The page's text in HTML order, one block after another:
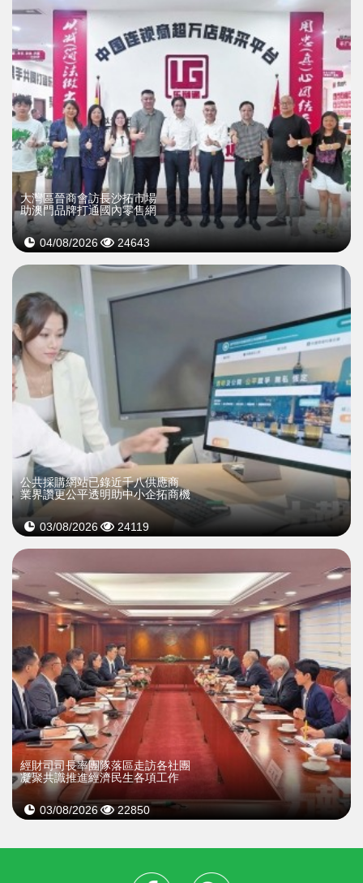
大灣區晉商會訪長沙拓市場
助澳門品牌打通國內零售網
04/08/2026 24643
公共採購網站已錄近千八供應商
業界讚更公平透明助中小企拓商機
03/08/2026 24119
經財司司長率團隊落區走訪各社團
凝聚共識推進經濟民生各項工作
03/08/2026 22850